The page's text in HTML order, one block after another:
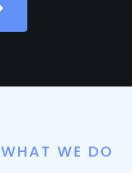
WHAT WE DO